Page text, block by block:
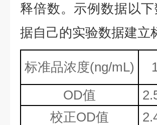
释倍数。示例数据以
据自己的实验数据建立
标准品浓度(ng/mL)
OD值
校正OD值